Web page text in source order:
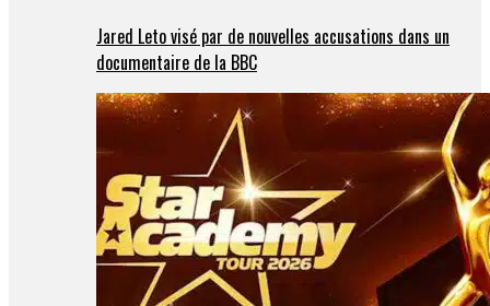
Jared Leto visé par de nouvelles accusations dans un
documentaire de la BBC